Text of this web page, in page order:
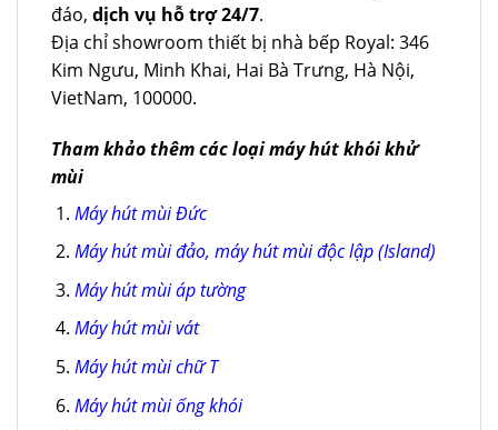
đáo, dịch vụ hỗ trợ 24/7.
Địa chỉ showroom thiết bị nhà bếp Royal: 346
Kim Ngưu, Minh Khai, Hai Bà Trưng, Hà Nội,
VietNam, 100000.
Tham khảo thêm các loại máy hút khói khử
mùi
Máy hút mùi Đức
Máy hút mùi đảo, máy hút mùi độc lập (Island)
Máy hút mùi áp tường
Máy hút mùi vát
Máy hút mùi chữ T
Máy hút mùi ống khói